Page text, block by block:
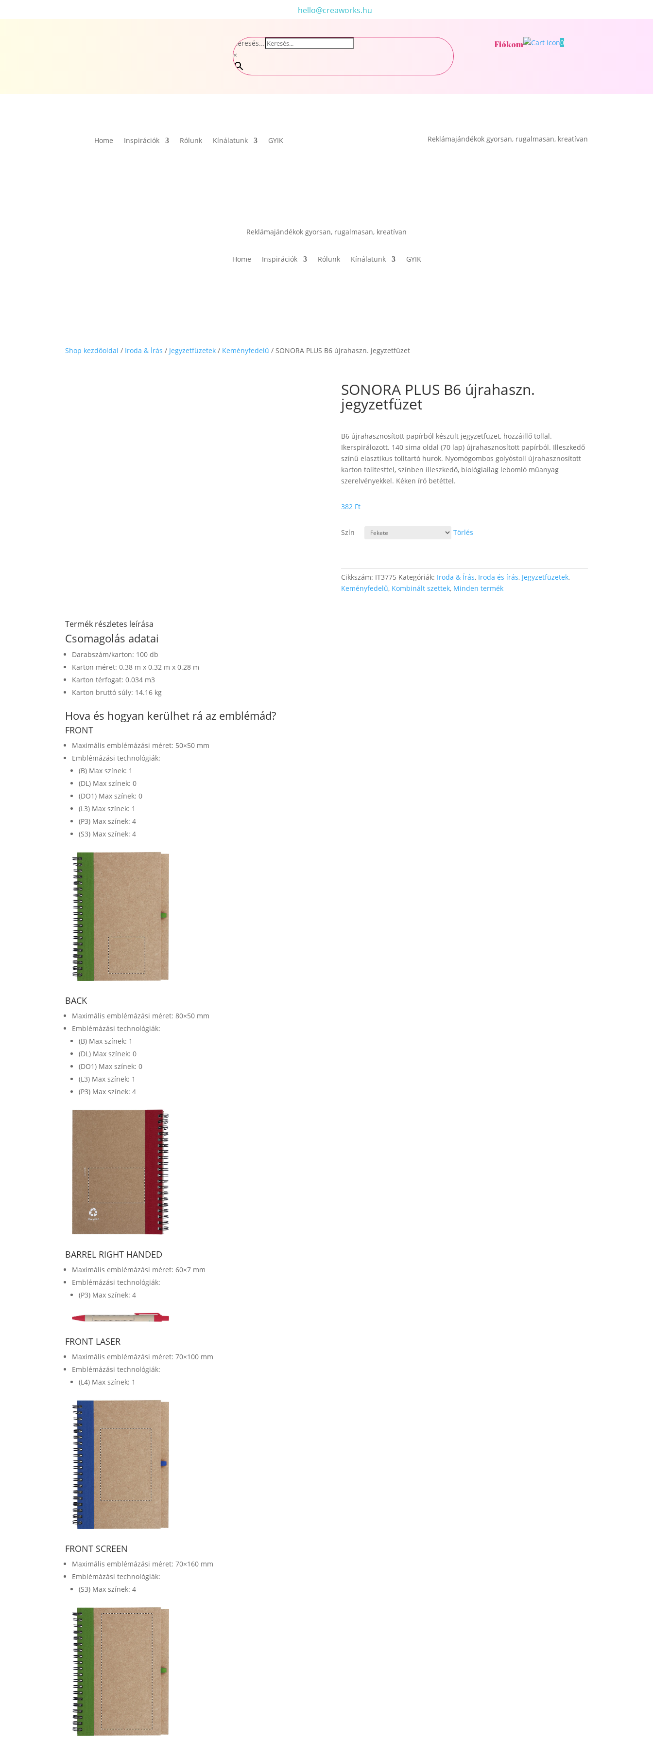
hello@creaworks.hu
Keresés...
×
Fiókom 0
Home Inspirációk Rólunk Kínálatunk GYIK Reklámajándékok gyorsan, rugalmasan, kreatívan
Reklámajándékok gyorsan, rugalmasan, kreatívan
Home Inspirációk Rólunk Kínálatunk GYIK
Shop kezdőoldal / Iroda & Írás / Jegyzetfüzetek / Keményfedelű / SONORA PLUS B6 újrahaszn. jegyzetfüzet
SONORA PLUS B6 újrahaszn.
jegyzetfüzet
B6 újrahasznosított papírból készült jegyzetfüzet, hozzáillő tollal.
Ikerspirálozott. 140 sima oldal (70 lap) újrahasznosított papírból. Illeszkedő
színű elasztikus tolltartó hurok. Nyomógombos golyóstoll újrahasznosított
karton tolltesttel, színben illeszkedő, biológiailag lebomló műanyag
szerelvényekkel. Kéken író betéttel.
382 Ft
Szín Törlés
Cikkszám: IT3775 Kategóriák: Iroda & Írás, Iroda és írás, Jegyzetfüzetek,
Keményfedelű, Kombinált szettek, Minden termék
Termék részletes leírása
Csomagolás adatai
Darabszám/karton: 100 db
Karton méret: 0.38 m x 0.32 m x 0.28 m
Karton térfogat: 0.034 m3
Karton bruttó súly: 14.16 kg
Hova és hogyan kerülhet rá az emblémád?
FRONT
Maximális emblémázási méret: 50×50 mm
Emblémázási technológiák:
(B) Max színek: 1
(DL) Max színek: 0
(DO1) Max színek: 0
(L3) Max színek: 1
(P3) Max színek: 4
(S3) Max színek: 4
BACK
Maximális emblémázási méret: 80×50 mm
Emblémázási technológiák:
(B) Max színek: 1
(DL) Max színek: 0
(DO1) Max színek: 0
(L3) Max színek: 1
(P3) Max színek: 4
BARREL RIGHT HANDED
Maximális emblémázási méret: 60×7 mm
Emblémázási technológiák:
(P3) Max színek: 4
FRONT LASER
Maximális emblémázási méret: 70×100 mm
Emblémázási technológiák:
(L4) Max színek: 1
FRONT SCREEN
Maximális emblémázási méret: 70×160 mm
Emblémázási technológiák:
(S3) Max színek: 4